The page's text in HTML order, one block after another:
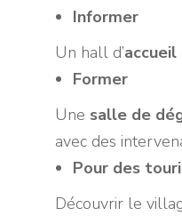
Informer
Un hall d’accueil
Former
Une salle de
avec des
Pour des
Découvrir le